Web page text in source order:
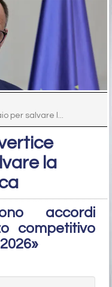
per salvare l...
la
accordi
competitivo